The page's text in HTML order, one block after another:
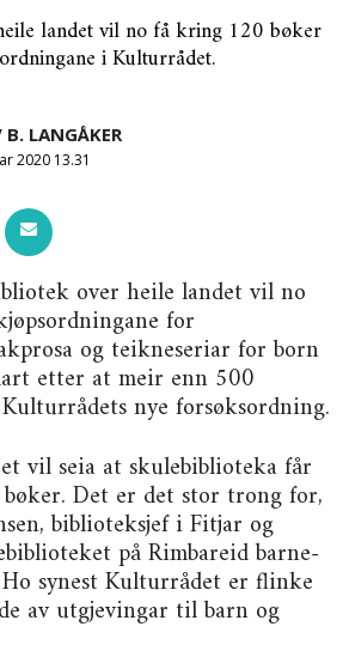
landet vil no få kring 120 bøker
i Kulturrådet.
B. LANGÅKER
2020 13.31
over heile landet vil no
for
og teikneseriar for born
etter at meir enn 500
nye forsøksordning.
vil seia at skulebiblioteka får
Det er det stor trong for,
biblioteksjef i Fitjar og
på Rimbareid barne-
synest Kulturrådet er flinke
av utgjevingar til barn og